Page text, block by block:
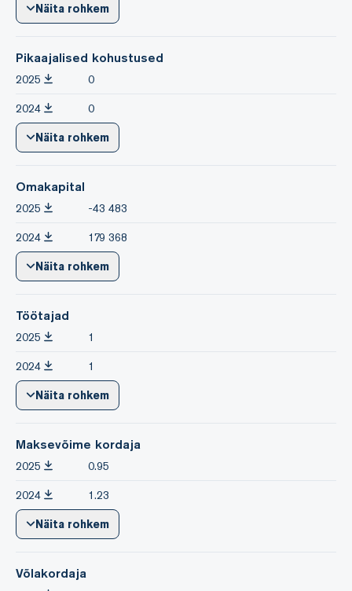
Näita rohkem
Pikaajalised kohustused
2025 0
2024 0
Näita rohkem
Omakapital
2025 -43 483
2024 179 368
Näita rohkem
Töötajad
2025 1
2024 1
Näita rohkem
Maksevõime kordaja
2025 0.95
2024 1.23
Näita rohkem
Võlakordaja